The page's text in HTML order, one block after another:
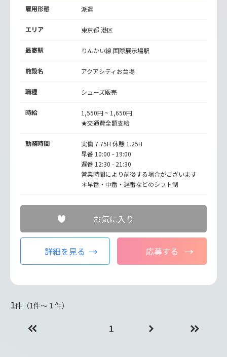
雇用形態 派遣
エリア 東京都 港区
最寄駅 りんかい線 国際展示場駅
施設名 アクアシティお台場
職種 シューズ販売
時給
1,550円 ~ 1,650円
★交通費全額支給
勤務時間
実働 7.75H 休憩 1.25H
早番 10:00 - 19:00
遅番 12:30 - 21:30
営業時間により前後する場合がございます
＊早番・中番・遅番などのシフト制
お気に入り
詳細を見る 応募する
1件（1件〜 1 件）
1